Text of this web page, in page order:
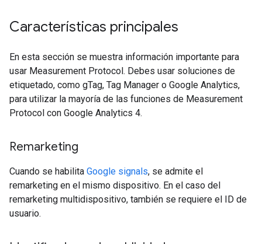
Características principales
En esta sección se muestra información importante para
usar Measurement Protocol. Debes usar soluciones de
etiquetado, como gTag, Tag Manager o Google Analytics,
para utilizar la mayoría de las funciones de Measurement
Protocol con Google Analytics 4.
Remarketing
Cuando se habilita Google signals, se admite el
remarketing en el mismo dispositivo. En el caso del
remarketing multidispositivo, también se requiere el ID de
usuario.